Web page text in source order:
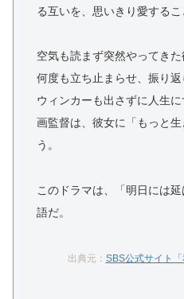
る互いを、思いきり愛するこ
空気も読まず突然やってき
何度も立ち止まらせ、振り返
ウィンカーも出さずに人生
画監督は、彼女に「もっと
う。
このドラマは、「明日には
語だ。
出典元： SBS公式サイト「